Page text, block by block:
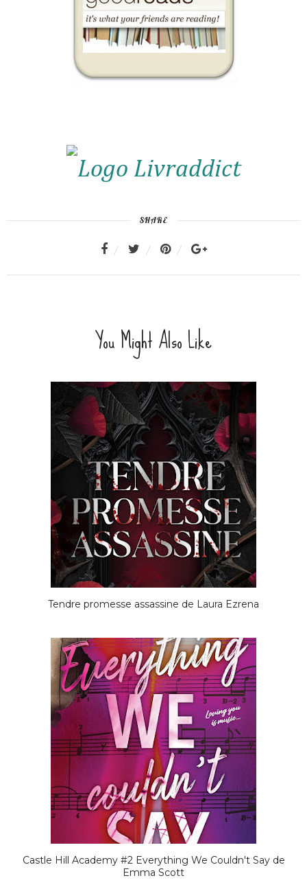
SHARE
You Might Also Like
Tendre promesse assassine de Laura Ezrena
Castle Hill Academy #2 Everything We Couldn't Say de
Emma Scott